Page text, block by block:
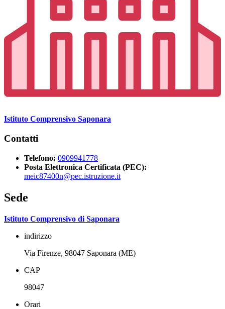
Istituto Comprensivo Saponara
Contatti
Telefono: 0909941778
Posta Elettronica Certificata (PEC):
meic87400n@pec.istruzione.it
Sede
Istituto Comprensivo di Saponara
indirizzo
Via Firenze, 98047 Saponara (ME)
CAP
98047
Orari